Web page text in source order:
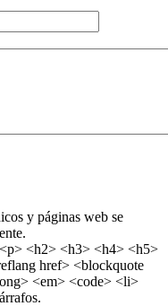
y páginas web se
<h2> <h3> <h4> <h5>
href> <blockquote
<em> <code> <li>